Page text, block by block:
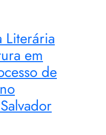
Literária
em
de